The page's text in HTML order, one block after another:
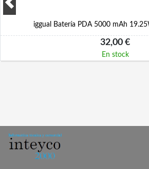
iggual Batería PDA 5000 mAh
32,00 €
En stock